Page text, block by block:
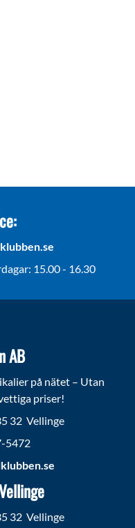
15.00 - 16.30
AB
på nätet – Utan
priser!
32 Vellinge
5472
32 Vellinge